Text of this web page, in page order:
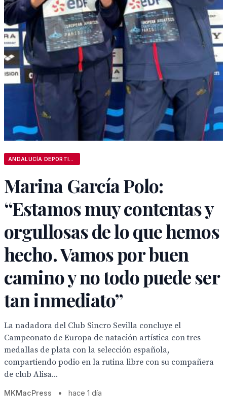
Marina García Polo:
“Estamos muy contentas y
orgullosas de lo que hemos
hecho. Vamos por buen
camino y no todo puede ser
tan inmediato”
La nadadora del Club Sincro Sevilla concluye el
Campeonato de Europa de natación artística con tres
medallas de plata con la selección española,
compartiendo podio en la rutina libre con su compañera
de club Alisa...
MKMacPress • hace 1 día